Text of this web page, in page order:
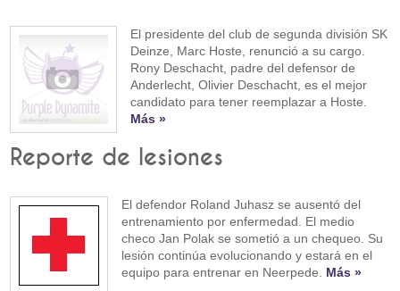
El presidente del club de segunda división SK
Deinze, Marc Hoste, renunció a su cargo.
Rony Deschacht, padre del defensor de
Anderlecht, Olivier Deschacht, es el mejor
candidato para tener reemplazar a Hoste.
Más »
Reporte de lesiones
El defendor Roland Juhasz se ausentó del
entrenamiento por enfermedad. El medio
checo Jan Polak se sometió a un chequeo. Su
lesión continúa evolucionando y estará en el
equipo para entrenar en Neerpede. Más »